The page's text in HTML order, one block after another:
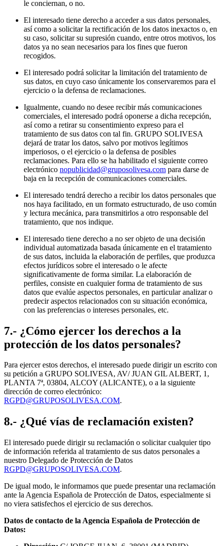
le conciernan, o no.
El interesado tiene derecho a acceder a sus datos personales,
así como a solicitar la rectificación de los datos inexactos o, en
su caso, solicitar su supresión cuando, entre otros motivos, los
datos ya no sean necesarios para los fines que fueron
recogidos.
El interesado podrá solicitar la limitación del tratamiento de
sus datos, en cuyo caso únicamente los conservaremos para el
ejercicio o la defensa de reclamaciones.
Igualmente, cuando no desee recibir más comunicaciones
comerciales, el interesado podrá oponerse a dicha recepción,
así como a retirar su consentimiento expreso para el
tratamiento de sus datos con tal fin. GRUPO SOLIVESA
dejará de tratar los datos, salvo por motivos legítimos
imperiosos, o el ejercicio o la defensa de posibles
reclamaciones. Para ello se ha habilitado el siguiente correo
electrónico nopublicidad@gruposolivesa.com para darse de
baja en la recepción de comunicaciones comerciales.
El interesado tendrá derecho a recibir los datos personales que
nos haya facilitado, en un formato estructurado, de uso común
y lectura mecánica, para transmitirlos a otro responsable del
tratamiento, que nos indique.
El interesado tiene derecho a no ser objeto de una decisión
individual automatizada basada únicamente en el tratamiento
de sus datos, incluida la elaboración de perfiles, que produzca
efectos jurídicos sobre el interesado o le afecte
significativamente de forma similar. La elaboración de
perfiles, consiste en cualquier forma de tratamiento de sus
datos que evalúe aspectos personales, en particular analizar o
predecir aspectos relacionados con su situación económica,
con las preferencias o intereses personales, etc.
7.- ¿Cómo ejercer los derechos a la
protección de los datos personales?
Para ejercer estos derechos, el interesado puede dirigir un escrito con
su petición a GRUPO SOLIVESA, AV/ JUAN GIL ALBERT, 1,
PLANTA 7ª, 03804, ALCOY (ALICANTE), o a la siguiente
dirección de correo electrónico:
RGPD@GRUPOSOLIVESA.COM.
8.- ¿Qué vías de reclamación existen?
El interesado puede dirigir su reclamación o solicitar cualquier tipo
de información referida al tratamiento de sus datos personales a
nuestro Delegado de Protección de Datos
RGPD@GRUPOSOLIVESA.COM.
De igual modo, le informamos que puede presentar una reclamación
ante la Agencia Española de Protección de Datos, especialmente si
no viera satisfechos el ejercicio de sus derechos.
Datos de contacto de la Agencia Española de Protección de
Datos: